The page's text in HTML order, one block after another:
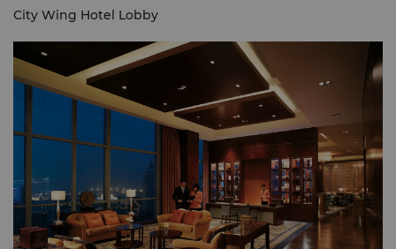
City Wing Hotel Lobby